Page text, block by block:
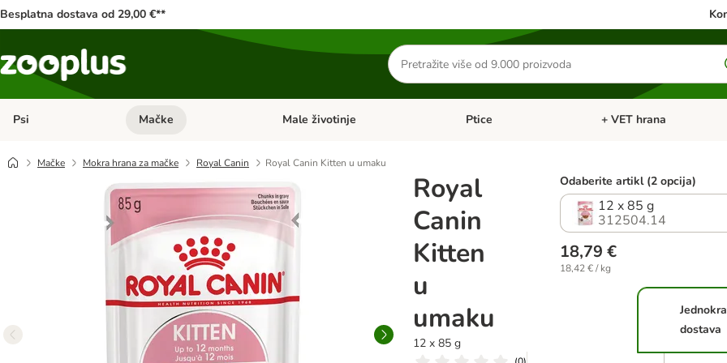
Besplatna dostava od 29,00 €**
Traži
proizvode
Psi Pregled kategorija: Psi
Mačke Pregled kategorija: Mačke
Male životinje Pregled kategorija: Male životinje
Ptice Pregled kategorija: Ptice
+ VET hrana
Mačke Mokra hrana za mačke Royal Canin Royal Canin Kitten u umaku
Royal
Canin
Kitten
u
umaku
12 x 85 g
Odaberite artikl (2 opcija)
12 x 85 g
312504.14
18,79 €
18,42 € / kg
dostava